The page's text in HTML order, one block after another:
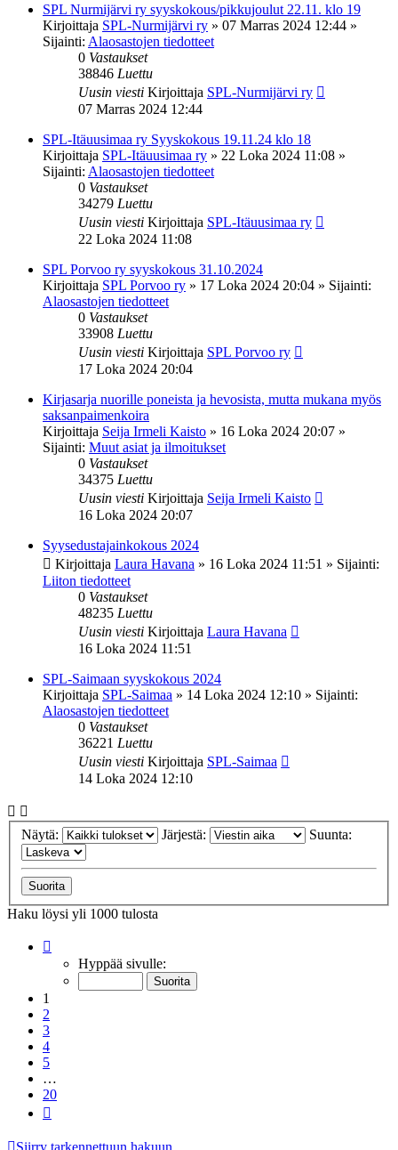
SPL Nurmijärvi ry syyskokous/pikkujoulut 22.11. klo 19
Kirjoittaja SPL-Nurmijärvi ry » 07 Marras 2024 12:44 »
Sijainti: Alaosastojen tiedotteet
0 Vastaukset
38846 Luettu
Uusin viesti Kirjoittaja SPL-Nurmijärvi ry
07 Marras 2024 12:44
SPL-Itäuusimaa ry Syyskokous 19.11.24 klo 18
Kirjoittaja SPL-Itäuusimaa ry » 22 Loka 2024 11:08 »
Sijainti: Alaosastojen tiedotteet
0 Vastaukset
34279 Luettu
Uusin viesti Kirjoittaja SPL-Itäuusimaa ry
22 Loka 2024 11:08
SPL Porvoo ry syyskokous 31.10.2024
Kirjoittaja SPL Porvoo ry » 17 Loka 2024 20:04 » Sijainti:
Alaosastojen tiedotteet
0 Vastaukset
33908 Luettu
Uusin viesti Kirjoittaja SPL Porvoo ry
17 Loka 2024 20:04
Kirjasarja nuorille poneista ja hevosista, mutta mukana myös
saksanpaimenkoira
Kirjoittaja Seija Irmeli Kaisto » 16 Loka 2024 20:07 »
Sijainti: Muut asiat ja ilmoitukset
0 Vastaukset
34375 Luettu
Uusin viesti Kirjoittaja Seija Irmeli Kaisto
16 Loka 2024 20:07
Syysedustajainkokous 2024
Kirjoittaja Laura Havana » 16 Loka 2024 11:51 » Sijainti:
Liiton tiedotteet
0 Vastaukset
48235 Luettu
Uusin viesti Kirjoittaja Laura Havana
16 Loka 2024 11:51
SPL-Saimaan syyskokous 2024
Kirjoittaja SPL-Saimaa » 14 Loka 2024 12:10 » Sijainti:
Alaosastojen tiedotteet
0 Vastaukset
36221 Luettu
Uusin viesti Kirjoittaja SPL-Saimaa
14 Loka 2024 12:10
Näytä: Järjestä: Suunta:
Haku löysi yli 1000 tulosta
20 Hyppää sivulle:
1
2
3
4
5
…
20